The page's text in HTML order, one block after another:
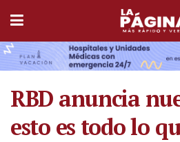
RBD anuncia
esto es todo lo